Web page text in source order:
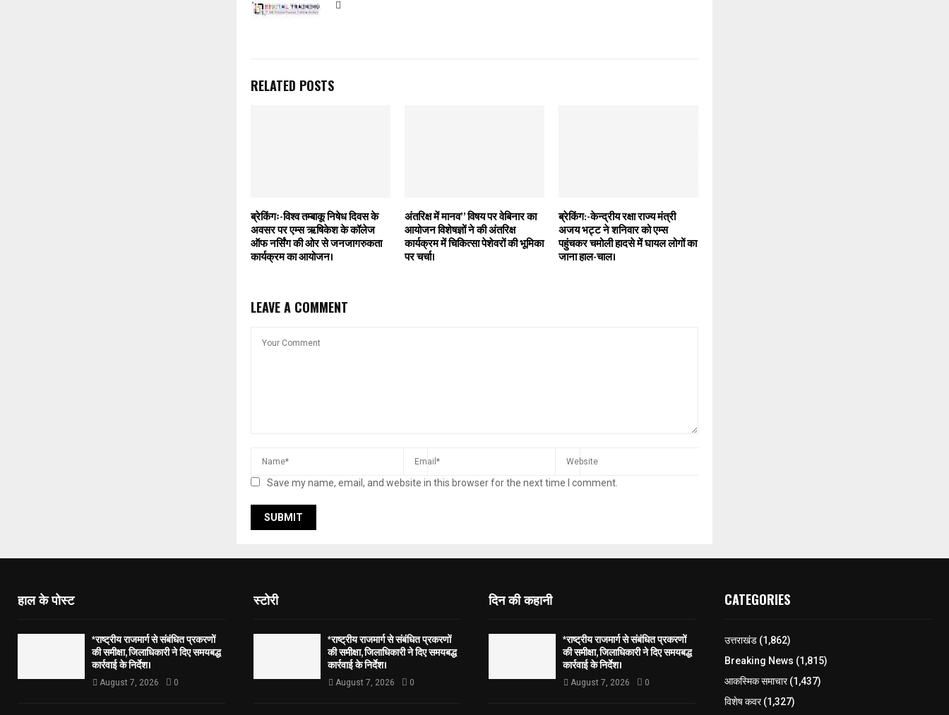
RELATED POSTS
ब्रेकिंगः-विश्व तम्बाकू निषेध दिवस के
अवसर पर एम्स ऋषिकेश के कॉलेज
ऑफ नर्सिंग की ओर से जनजागरुकता
कार्यक्रम का आयोजन।
अंतरिक्ष में मानव” विषय पर वेबिनार का
आयोजन विशेषज्ञों ने की अंतरिक्ष
कार्यक्रम में चिकित्सा पेशेवरों की भूमिका
पर चर्चा।
ब्रेकिंग:-केन्द्रीय रक्षा राज्य मंत्री
अजय भट्ट ने शनिवार को एम्स
पहुंचकर चमोली हादसे में घायल लोगों का
जाना हाल-चाल।
LEAVE A COMMENT
Save my name, email, and website in this browser for the next time I comment.
हाल के पोस्ट
*राष्ट्रीय राजमार्ग से संबंधित प्रकरणों
की समीक्षा, जिलाधिकारी ने दिए समयबद्ध
कार्रवाई के निर्देश।
August 7, 2026 0
स्टोरी
*राष्ट्रीय राजमार्ग से संबंधित प्रकरणों
की समीक्षा, जिलाधिकारी ने दिए समयबद्ध
कार्रवाई के निर्देश।
August 7, 2026 0
दिन की कहानी
*राष्ट्रीय राजमार्ग से संबंधित प्रकरणों
की समीक्षा, जिलाधिकारी ने दिए समयबद्ध
कार्रवाई के निर्देश।
August 7, 2026 0
CATEGORIES
उत्तराखंड(1,862)
Breaking News (1,815)
आकस्मिक समाचार(1,437)
विशेष कवर(1,327)